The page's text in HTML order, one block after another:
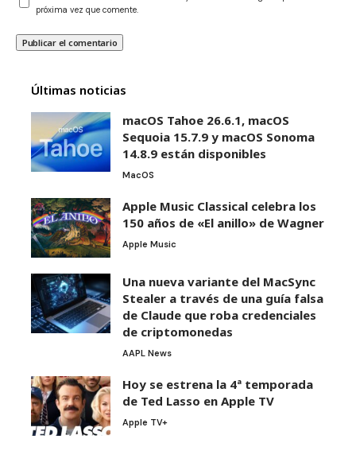
próxima vez que comente.
Últimas noticias
macOS Tahoe 26.6.1, macOS
Sequoia 15.7.9 y macOS Sonoma
14.8.9 están disponibles
MacOS
Apple Music Classical celebra los
150 años de «El anillo» de Wagner
Apple Music
Una nueva variante del MacSync
Stealer a través de una guía falsa
de Claude que roba credenciales
de criptomonedas
AAPL News
Hoy se estrena la 4ª temporada
de Ted Lasso en Apple TV
Apple TV+